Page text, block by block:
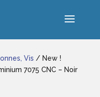
Vis / New !
7075 CNC – Noir